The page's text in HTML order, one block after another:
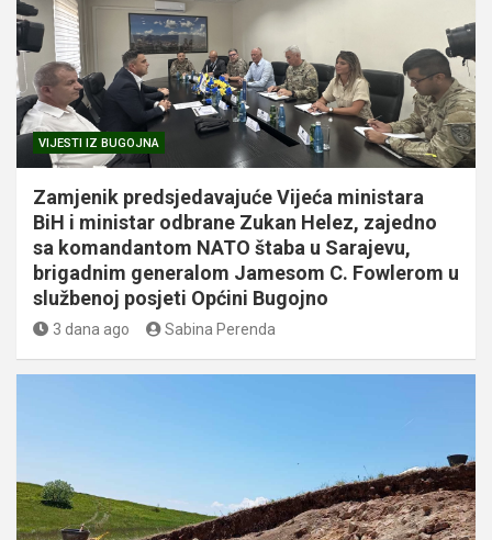
VIJESTI IZ BUGOJNA
Zamjenik predsjedavajuće Vijeća ministara
BiH i ministar odbrane Zukan Helez, zajedno
sa komandantom NATO štaba u Sarajevu,
brigadnim generalom Jamesom C. Fowlerom u
službenoj posjeti Općini Bugojno
3 dana ago Sabina Perenda